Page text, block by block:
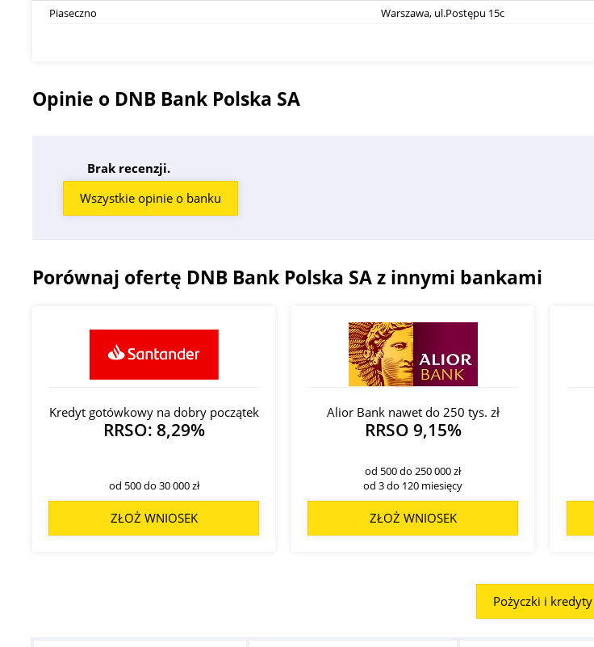
Piaseczno Warszawa, ul.Postępu 15c
Opinie o DNB Bank Polska SA
Brak recenzji.
Wszystkie opinie o banku
Porównaj ofertę DNB Bank Polska SA z innymi bankami
Kredyt gotówkowy na dobry początek
RRSO: 8,29%
od 500 do 30 000 zł
ZŁOŻ WNIOSEK
Alior Bank nawet do 250 tys. zł
RRSO 9,15%
od 500 do 250 000 zł
od 3 do 120 miesięcy
ZŁOŻ WNIOSEK
Pożyczki i kredyty